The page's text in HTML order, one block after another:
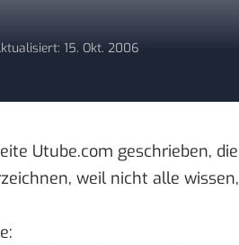
15. Okt. 2006
Utube.com geschrieben,
weil nicht alle
: